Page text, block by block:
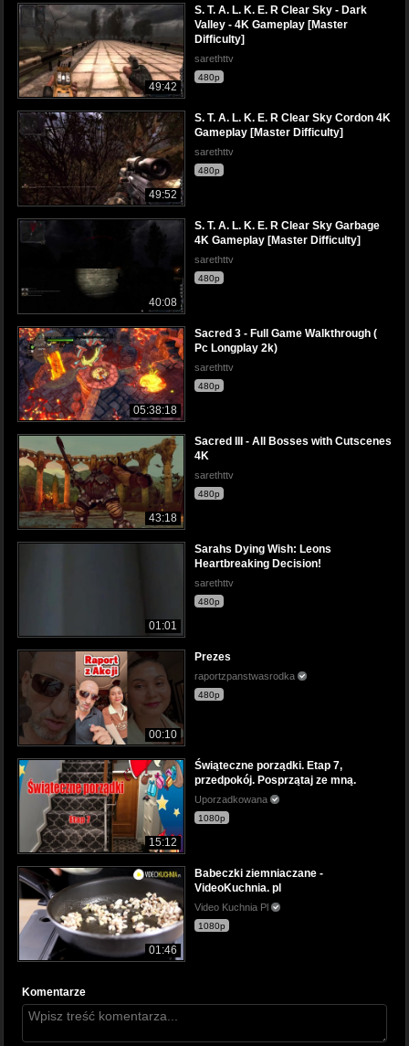
49:42
S. T. A. L. K. E. R Clear Sky - Dark
Valley - 4K Gameplay [Master
Difficulty]
sarethttv
480p
49:52
S. T. A. L. K. E. R Clear Sky Cordon 4K
Gameplay [Master Difficulty]
sarethttv
480p
40:08
S. T. A. L. K. E. R Clear Sky Garbage
4K Gameplay [Master Difficulty]
sarethttv
480p
05:38:18
Sacred 3 - Full Game Walkthrough (
Pc Longplay 2k)
sarethttv
480p
43:18
Sacred III - All Bosses with Cutscenes
4K
sarethttv
480p
01:01
Sarahs Dying Wish: Leons
Heartbreaking Decision!
sarethttv
480p
00:10
Prezes
raportzpanstwasrodka
480p
15:12
Świąteczne porządki. Etap 7,
przedpokój. Posprzątaj ze mną.
Uporzadkowana
1080p
01:46
Babeczki ziemniaczane -
VideoKuchnia. pl
Video Kuchnia Pl
1080p
Komentarze